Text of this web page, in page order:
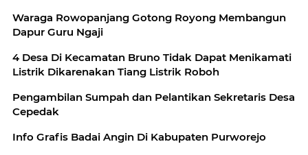
Waraga Rowopanjang Gotong Royong Membangun
Dapur Guru Ngaji
4 Desa Di Kecamatan Bruno Tidak Dapat Menikamati
Listrik Dikarenakan Tiang Listrik Roboh
Pengambilan Sumpah dan Pelantikan Sekretaris Desa
Cepedak
Info Grafis Badai Angin Di Kabupaten Purworejo